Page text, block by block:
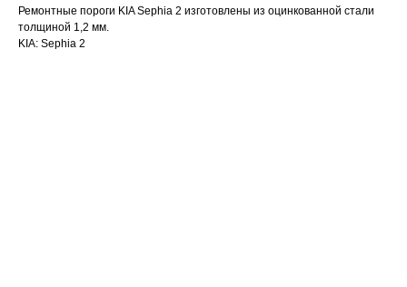
Ремонтные пороги KIA Sephia 2 изготовлены из оцинкованной стали
толщиной 1,2 мм.
KIA: Sephia 2